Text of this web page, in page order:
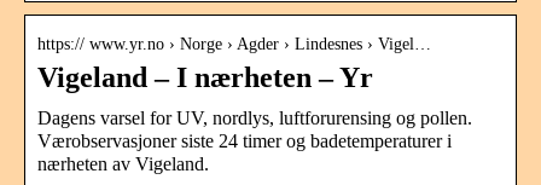
https:// www.yr.no › Norge › Agder › Lindesnes › Vigel…
Vigeland – I nærheten – Yr
Dagens varsel for UV, nordlys, luftforurensing og pollen.
Værobservasjoner siste 24 timer og badetemperaturer i
nærheten av Vigeland.